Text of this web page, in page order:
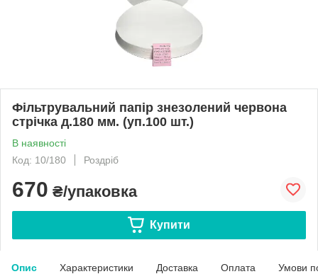
Фільтрувальний папір знезолений червона
стрічка д.180 мм. (уп.100 шт.)
В наявності
Код: 10/180
Роздріб
670 ₴/упаковка
Купити
Опис Характеристики Доставка Оплата Умови